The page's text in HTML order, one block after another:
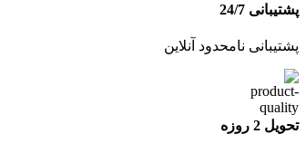
پشتیبانی 24/7
پشتیبانی نامحدود آنلاین
تحویل 2 روزه